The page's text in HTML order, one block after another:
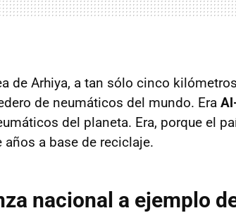
de Arhiya, a tan sólo cinco
de neumáticos del mundo. Era
del planeta. Era, porque el
años a base de reciclaje.
nacional a ejemplo